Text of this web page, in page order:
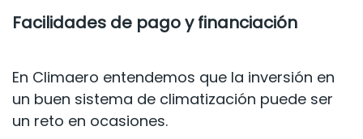
Facilidades de pago y financiación
En Climaero entendemos que la inversión en
un buen sistema de climatización puede ser
un reto en ocasiones.